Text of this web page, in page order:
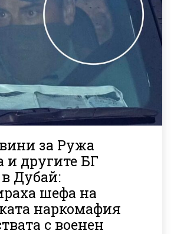
за Ружа
и другите БГ
Дубай:
шефа на
наркомафия
с военен